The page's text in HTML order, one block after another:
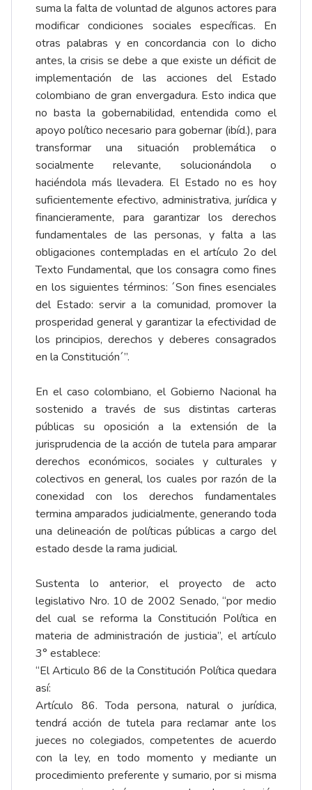
suma la falta de voluntad de algunos actores para
modificar condiciones sociales específicas. En
otras palabras y en concordancia con lo dicho
antes, la crisis se debe a que existe un déficit de
implementación de las acciones del Estado
colombiano de gran envergadura. Esto indica que
no basta la gobernabilidad, entendida como el
apoyo político necesario para gobernar (ibíd.), para
transformar una situación problemática o
socialmente relevante, solucionándola o
haciéndola más llevadera. El Estado no es hoy
suficientemente efectivo, administrativa, jurídica y
financieramente, para garantizar los derechos
fundamentales de las personas, y falta a las
obligaciones contempladas en el artículo 2o del
Texto Fundamental, que los consagra como fines
en los siguientes términos: ´Son fines esenciales
del Estado: servir a la comunidad, promover la
prosperidad general y garantizar la efectividad de
los principios, derechos y deberes consagrados
en la Constitución´”.
En el caso colombiano, el Gobierno Nacional ha
sostenido a través de sus distintas carteras
públicas su oposición a la extensión de la
jurisprudencia de la acción de tutela para amparar
derechos económicos, sociales y culturales y
colectivos en general, los cuales por razón de la
conexidad con los derechos fundamentales
termina amparados judicialmente, generando toda
una delineación de políticas públicas a cargo del
estado desde la rama judicial.
Sustenta lo anterior, el proyecto de acto
legislativo Nro. 10 de 2002 Senado, “por medio
del cual se reforma la Constitución Política en
materia de administración de justicia”, el artículo
3° establece:
“El Articulo 86 de la Constitución Política quedara
así:
Artículo 86. Toda persona, natural o jurídica,
tendrá acción de tutela para reclamar ante los
jueces no colegiados, competentes de acuerdo
con la ley, en todo momento y mediante un
procedimiento preferente y sumario, por si misma